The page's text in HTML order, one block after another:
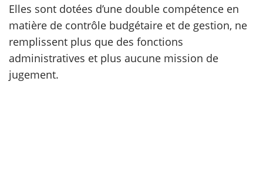
Elles sont dotées d’une double compétence en
matière de contrôle budgétaire et de gestion, ne
remplissent plus que des fonctions
administratives et plus aucune mission de
jugement.